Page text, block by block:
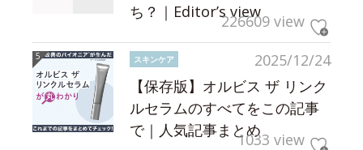
ち？｜Editor’s view226609 view
2025/12/24
スキンケア
【保存版】オルビス ザ リンク
ルセラムのすべてをこの記事
で｜人気記事まとめ1033 view